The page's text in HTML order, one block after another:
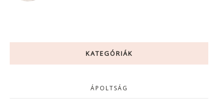
KATEGÓRIÁK
ÁPOLTSÁG